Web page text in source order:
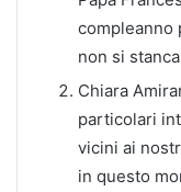
compleanno
non si
Chiara
particolari
vicini ai
in questo